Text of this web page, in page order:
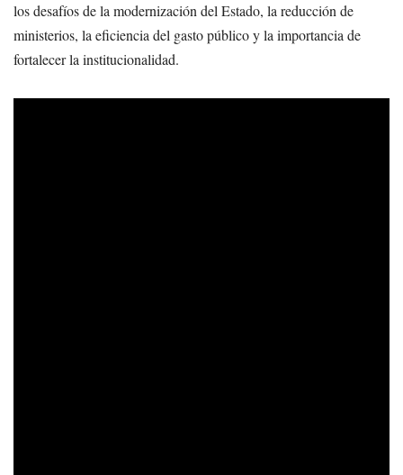
los desafíos de la modernización del Estado, la reducción de
ministerios, la eficiencia del gasto público y la importancia de
fortalecer la institucionalidad.